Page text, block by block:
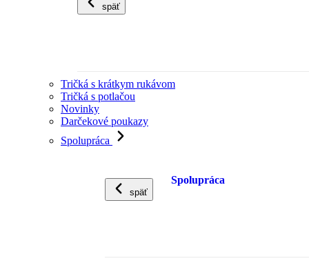
späť
Tričká s krátkym rukávom
Tričká s potlačou
Novinky
Darčekové poukazy
Spolupráca
späť
Spolupráca